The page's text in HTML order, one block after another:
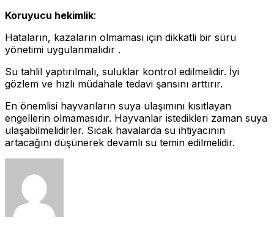
Koruyucu hekimlik:
Hataların, kazaların olmaması için dikkatli bir sürü
yönetimi uygulanmalıdır .
Su tahlil yaptırılmalı, suluklar kontrol edilmelidir. İyi
gözlem ve hızlı müdahale tedavi şansını arttırır.
En önemlisi hayvanların suya ulaşımını kısıtlayan
engellerin olmamasıdır. Hayvanlar istedikleri zaman suya
ulaşabilmelidirler. Sıcak havalarda su ihtiyacının
artacağını düşünerek devamlı su temin edilmelidir.